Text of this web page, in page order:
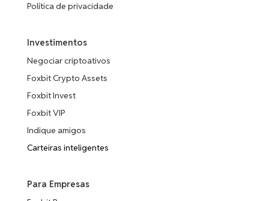
Política de privacidade
Investimentos
Negociar criptoativos
Foxbit Crypto Assets
Foxbit Invest
Foxbit VIP
Indique amigos
Carteiras inteligentes
Para Empresas